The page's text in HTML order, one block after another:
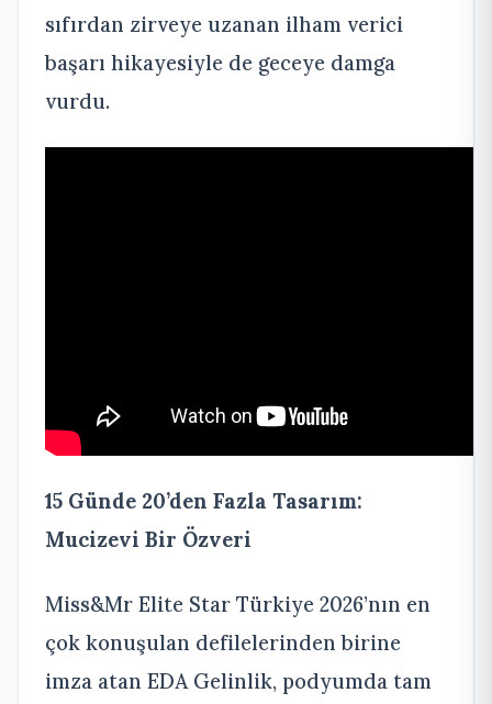
sıfırdan zirveye uzanan ilham verici
başarı hikayesiyle de geceye damga
vurdu.
15 Günde 20’den Fazla Tasarım:
Mucizevi Bir Özveri
Miss&Mr Elite Star Türkiye 2026’nın en
çok konuşulan defilelerinden birine
imza atan EDA Gelinlik, podyumda tam